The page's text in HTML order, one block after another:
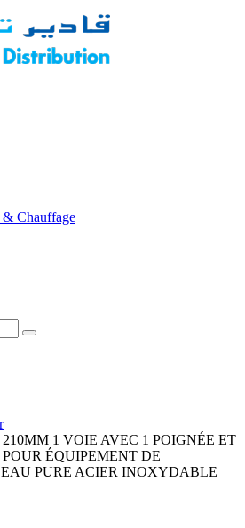
Chauffage
1 VOIE AVEC 1 POIGNÉE ET
POUR ÉQUIPEMENT DE
PURE ACIER INOXYDABLE